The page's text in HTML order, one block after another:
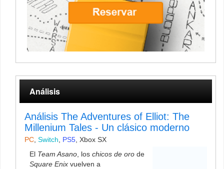
Análisis
Análisis The Adventures of Elliot: The
Millenium Tales - Un clásico moderno
PC, Switch, PS5, Xbox SX
El Team Asano, los chicos de oro de
Square Enix vuelven a